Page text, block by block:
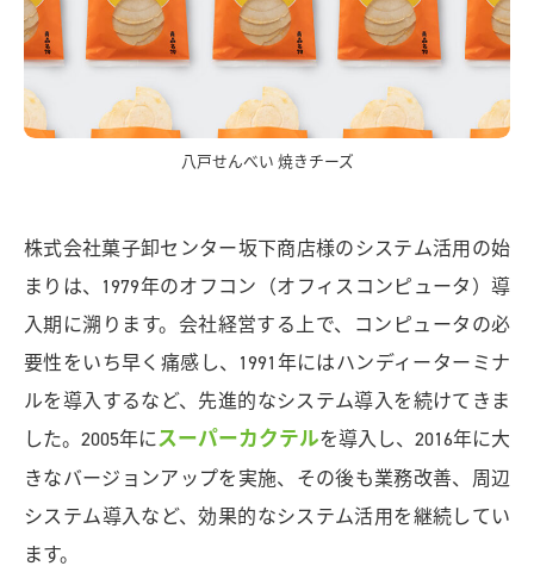
八戸せんべい 焼きチーズ
株式会社菓子卸センター坂下商店様のシステム活用の始
まりは、1979年のオフコン（オフィスコンピュータ）導
入期に溯ります。会社経営する上で、コンピュータの必
要性をいち早く痛感し、1991年にはハンディーターミナ
ルを導入するなど、先進的なシステム導入を続けてきま
した。2005年にスーパーカクテルを導入し、2016年に大
きなバージョンアップを実施、その後も業務改善、周辺
システム導入など、効果的なシステム活用を継続してい
ます。